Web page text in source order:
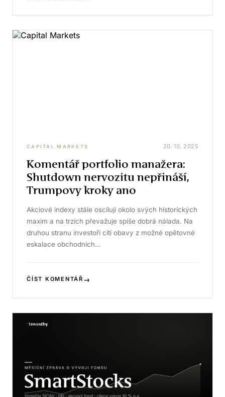
CAPITAL MARKETS 20. 10. 2025
Komentář portfolio manažera:
Shutdown nervozitu nepřináší,
Trumpovy kroky ano
Akciové indexy stále oscilují okolo svých historických
maxim a na trzích převažuje spíše dobrá nálada. Na
druhou stranu investoři cítí obavy z možné opětovné
eskalace obchodních…
ČÍST KOMENTÁŘ →